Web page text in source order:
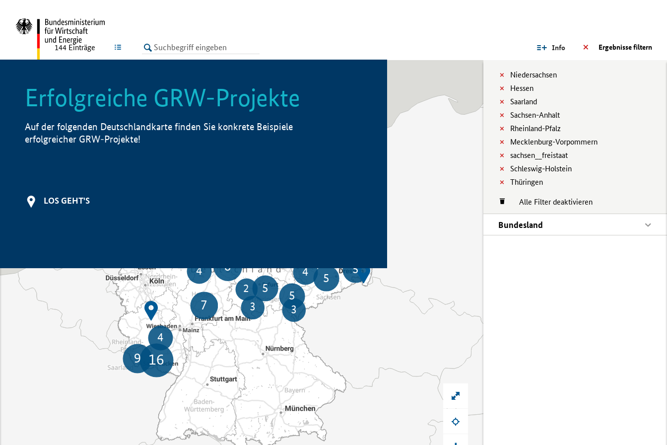
LISTE Ergebnisse filtern
Info
Niedersachsen
Hessen
Saarland
Sachsen-Anhalt
Rheinland-Pfalz
Mecklenburg-Vorpommern
sachsen__freistaat
Schleswig-Holstein
Thüringen
Alle Filter deaktivieren
Bundesland
144 Einträge
Erfolgreiche GRW-Projekte
Auf der folgenden Deutschlandkarte finden Sie konkrete Beispiele
erfolgreicher GRW-Projekte!
LOS GEHT'S